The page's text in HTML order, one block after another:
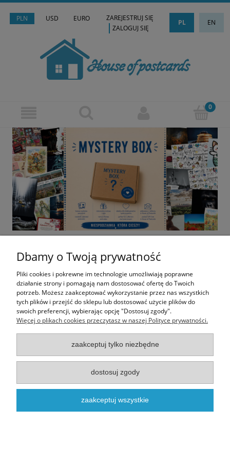
PLN USD EURO PL EN
ZAREJESTRUJ SIĘ
ZALOGUJ SIĘ
Informacje
Moje konto
O nas
Realizacja - onisoft.pl|Sklep internetowy shoper
pokaż pełną wersję strony
Dbamy o Twoją prywatność
Pliki cookies i pokrewne im technologie umożliwiają poprawne
działanie strony i pomagają nam dostosować ofertę do Twoich
potrzeb. Możesz zaakceptować wykorzystanie przez nas wszystkich
tych plików i przejść do sklepu lub dostosować użycie plików do
swoich preferencji, wybierając opcję "Dostosuj zgody".
Więcej o plikach cookies przeczytasz w naszej Polityce prywatności.
zaakceptuj tylko niezbędne
dostosuj zgody
zaakceptuj wszystkie